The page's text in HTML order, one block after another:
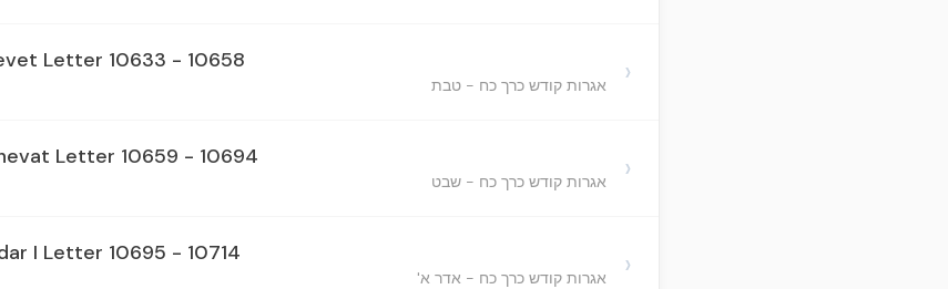
Letter 10633 - 10658
אגרות קודש כרך כח - טבת ›
Letter 10659 - 10694
אגרות קודש כרך כח - שבט ›
I Letter 10695 - 10714
אגרות קודש כרך כח - אדר א' ›